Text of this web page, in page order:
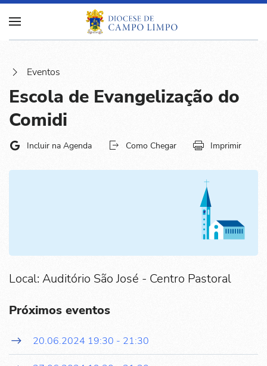
Eventos
Escola de Evangelização do
Comidi
Incluir na Agenda Como Chegar Imprimir
Local: Auditório São José - Centro Pastoral
Próximos eventos
20.06.2024 19:30 - 21:30